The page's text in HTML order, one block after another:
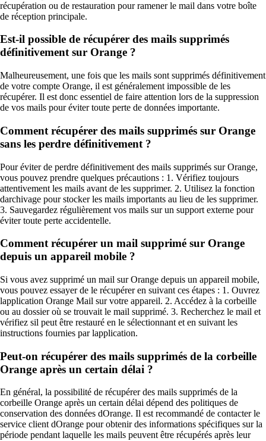
récupération ou de restauration pour ramener le mail dans votre boîte
de réception principale.
Est-il possible de récupérer des mails supprimés
définitivement sur Orange ?
Malheureusement, une fois que les mails sont supprimés définitivement
de votre compte Orange, il est généralement impossible de les
récupérer. Il est donc essentiel de faire attention lors de la suppression
de vos mails pour éviter toute perte de données importante.
Comment récupérer des mails supprimés sur Orange
sans les perdre définitivement ?
Pour éviter de perdre définitivement des mails supprimés sur Orange,
vous pouvez prendre quelques précautions : 1. Vérifiez toujours
attentivement les mails avant de les supprimer. 2. Utilisez la fonction
darchivage pour stocker les mails importants au lieu de les supprimer.
3. Sauvegardez régulièrement vos mails sur un support externe pour
éviter toute perte accidentelle.
Comment récupérer un mail supprimé sur Orange
depuis un appareil mobile ?
Si vous avez supprimé un mail sur Orange depuis un appareil mobile,
vous pouvez essayer de le récupérer en suivant ces étapes : 1. Ouvrez
lapplication Orange Mail sur votre appareil. 2. Accédez à la corbeille
ou au dossier où se trouvait le mail supprimé. 3. Recherchez le mail et
vérifiez sil peut être restauré en le sélectionnant et en suivant les
instructions fournies par lapplication.
Peut-on récupérer des mails supprimés de la corbeille
Orange après un certain délai ?
En général, la possibilité de récupérer des mails supprimés de la
corbeille Orange après un certain délai dépend des politiques de
conservation des données dOrange. Il est recommandé de contacter le
service client dOrange pour obtenir des informations spécifiques sur la
période pendant laquelle les mails peuvent être récupérés après leur